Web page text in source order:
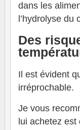
dans les
l’hydrolyse
Des
Il est évident
irréprochable.
Je vous
lui achetez